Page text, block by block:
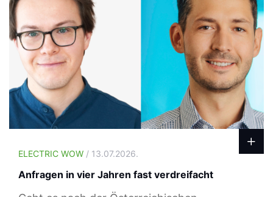
ELECTRIC WOW / 13.07.2026.
Anfragen in vier Jahren fast verdreifacht